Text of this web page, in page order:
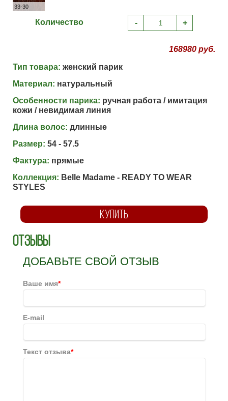
33-30
Количество - +
168980 руб.
Тип товара: женский парик
Материал: натуральный
Особенности парика: ручная работа / имитация
кожи / невидимая линия
Длина волос: длинные
Размер: 54 - 57.5
Фактура: прямые
Коллекция: Belle Madame - READY TO WEAR
STYLES
КУПИТЬ
Отзывы
ДОБАВЬТЕ СВОЙ ОТЗЫВ
Ваше имя*
E-mail
Текст отзыва*